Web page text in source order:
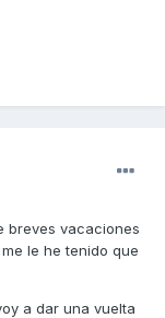
breves vacaciones
le he tenido que
a dar una vuelta